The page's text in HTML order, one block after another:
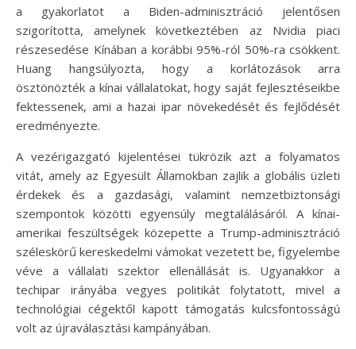
a gyakorlatot a Biden-adminisztráció jelentősen
szigorította, amelynek következtében az Nvidia piaci
részesedése Kínában a korábbi 95%-ról 50%-ra csökkent.
Huang hangsúlyozta, hogy a korlátozások arra
ösztönözték a kínai vállalatokat, hogy saját fejlesztéseikbe
fektessenek, ami a hazai ipar növekedését és fejlődését
eredményezte.
A vezérigazgató kijelentései tükrözik azt a folyamatos
vitát, amely az Egyesült Államokban zajlik a globális üzleti
érdekek és a gazdasági, valamint nemzetbiztonsági
szempontok közötti egyensúly megtalálásáról. A kínai-
amerikai feszültségek közepette a Trump-adminisztráció
széleskörű kereskedelmi vámokat vezetett be, figyelembe
véve a vállalati szektor ellenállását is. Ugyanakkor a
techipar irányába vegyes politikát folytatott, mivel a
technológiai cégektől kapott támogatás kulcsfontosságú
volt az újraválasztási kampányában.